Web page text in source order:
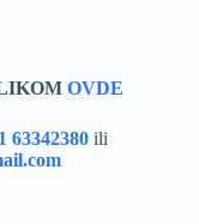
OVDE
63342380 ili